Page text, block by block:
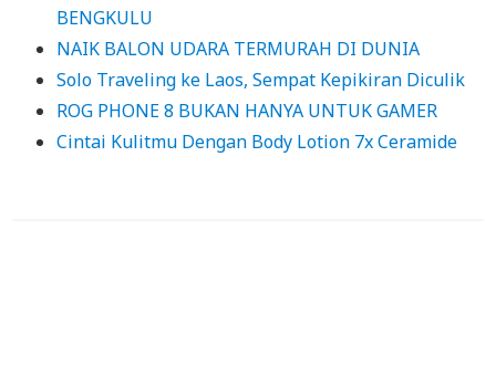
BENGKULU
NAIK BALON UDARA TERMURAH DI DUNIA
Solo Traveling ke Laos, Sempat Kepikiran Diculik
ROG PHONE 8 BUKAN HANYA UNTUK GAMER
Cintai Kulitmu Dengan Body Lotion 7x Ceramide